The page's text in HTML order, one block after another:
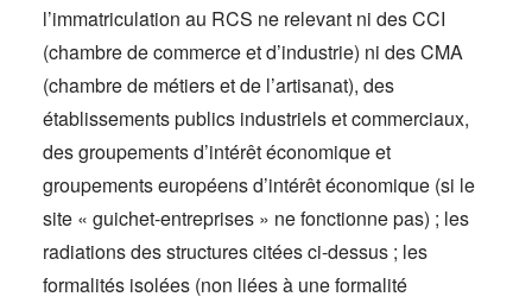
l’immatriculation au RCS ne relevant ni des CCI
(chambre de commerce et d’industrie) ni des CMA
(chambre de métiers et de l’artisanat), des
établissements publics industriels et commerciaux,
des groupements d’intérêt économique et
groupements européens d’intérêt économique (si le
site « guichet-entreprises » ne fonctionne pas) ; les
radiations des structures citées ci-dessus ; les
formalités isolées (non liées à une formalité